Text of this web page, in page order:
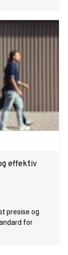
effektiv
presise og
for